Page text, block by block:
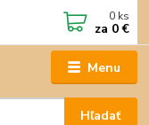
Menu
Hľadať
0 ks
za 0 €